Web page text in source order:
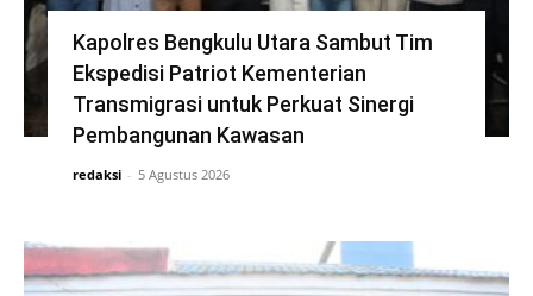
Kapolres Bengkulu Utara Sambut Tim
Ekspedisi Patriot Kementerian
Transmigrasi untuk Perkuat Sinergi
Pembangunan Kawasan
redaksi - 5 Agustus 2026